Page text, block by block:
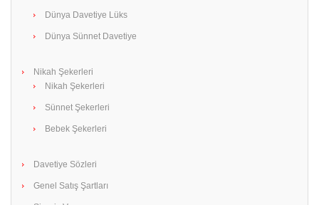
Dünya Davetiye Lüks
Dünya Sünnet Davetiye
Nikah Şekerleri
Nikah Şekerleri
Sünnet Şekerleri
Bebek Şekerleri
Davetiye Sözleri
Genel Satış Şartları